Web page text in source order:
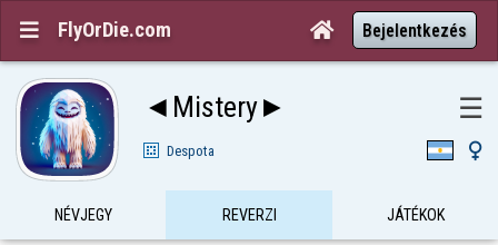
 FlyOrDie.com  Bejelentkezés
◄Mistery► ☰
Despota 
NÉVJEGY REVERZI JÁTÉKOK